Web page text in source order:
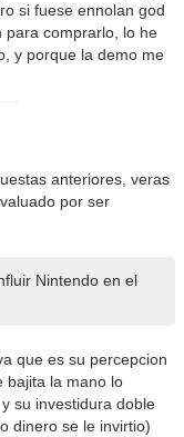
si fuese ennolan god
para comprarlo, lo he
y porque la demo me
anteriores, veras
por ser
Nintendo en el
que es su percepcion
bajita la mano lo
su investidura doble
dinero se le invirtio)